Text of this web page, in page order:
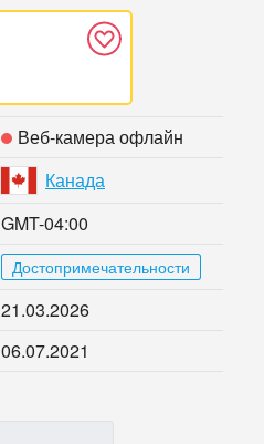
Веб‑камера офлайн
Канада
GMT-04:00
Достопримечательности
21.03.2026
06.07.2021